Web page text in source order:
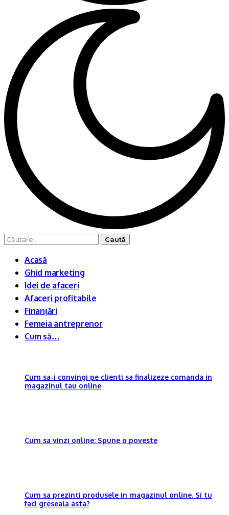
Caută
Acasă
Ghid marketing
Idei de afaceri
Afaceri profitabile
Finanţări
Femeia antreprenor
Cum să…
Cum sa-i convingi pe clienti sa finalizeze comanda in
magazinul tau online
Cum sa vinzi online: Spune o poveste
Cum sa prezinti produsele in magazinul online. Si tu
faci greseala asta?